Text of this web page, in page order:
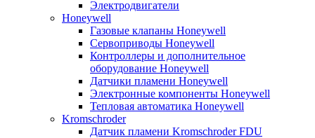
Электродвигатели
Honeywell
Газовые клапаны Honeywell
Сервоприводы Honeywell
Контроллеры и дополнительное
оборудование Honeywell
Датчики пламени Honeywell
Электронные компоненты Honeywell
Тепловая автоматика Honeywell
Kromschroder
Датчик пламени Kromschroder FDU